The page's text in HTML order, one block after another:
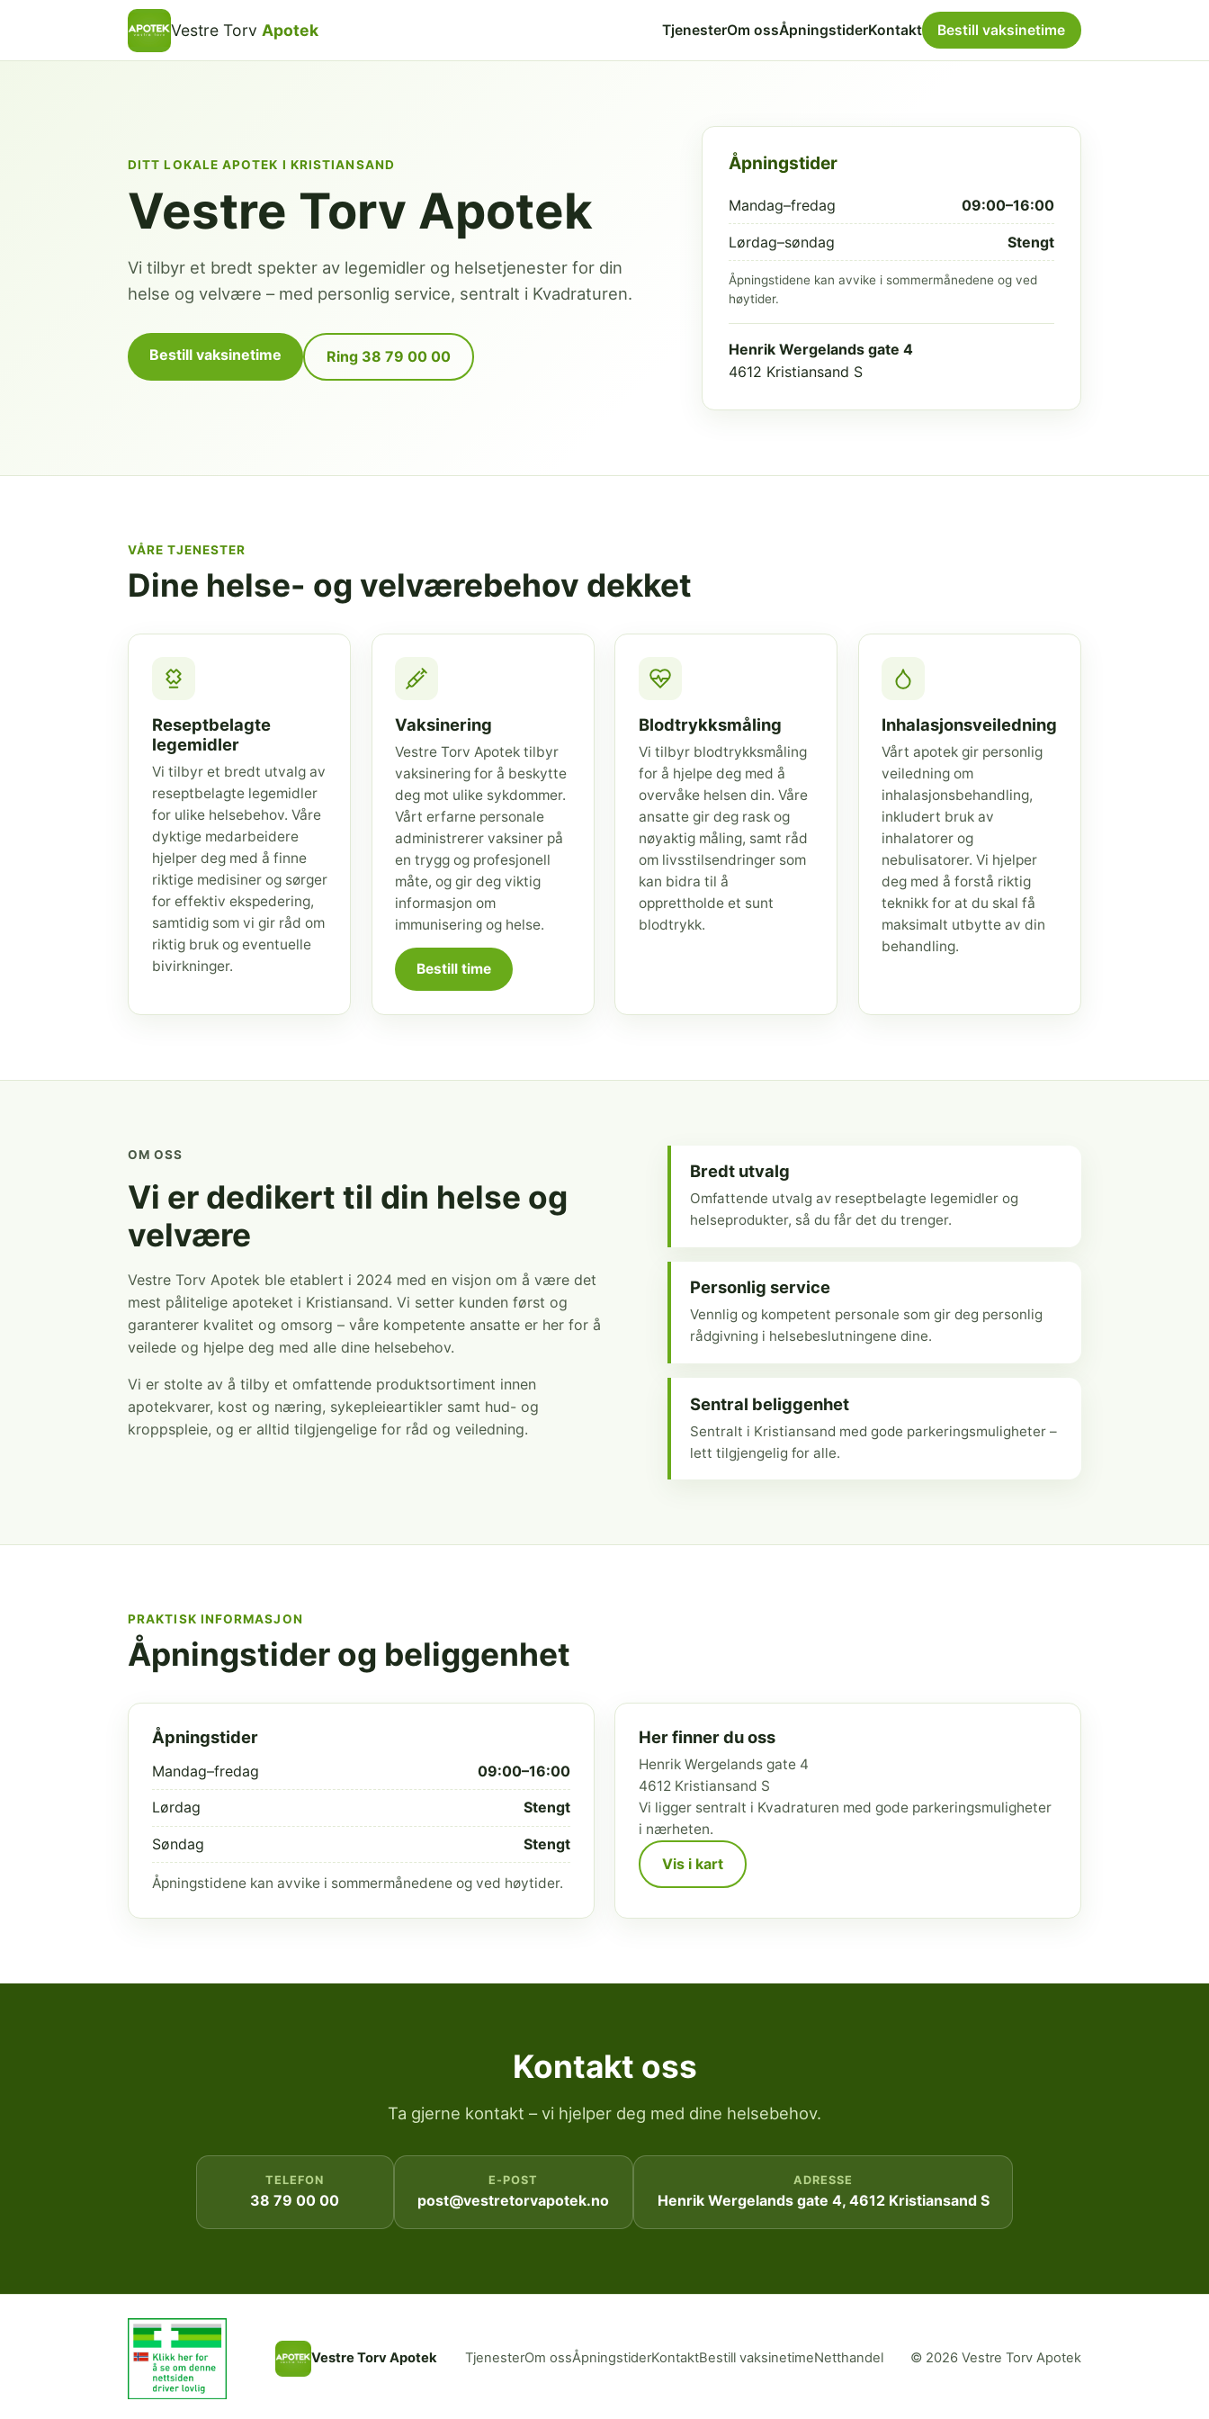
Vestre Torv Apotek TjenesterOm ossÅpningstiderKontakt Bestill vaksinetime
DITT LOKALE APOTEK I KRISTIANSAND
Vestre Torv Apotek
Vi tilbyr et bredt spekter av legemidler og helsetjenester for din
helse og velvære – med personlig service, sentralt i Kvadraturen.
Bestill vaksinetime Ring 38 79 00 00
Åpningstider
Mandag–fredag 09:00–16:00
Lørdag–søndag Stengt
Åpningstidene kan avvike i sommermånedene og ved
høytider.
Henrik Wergelands gate 4
4612 Kristiansand S
VÅRE TJENESTER
Dine helse- og velværebehov dekket
Reseptbelagte
legemidler
Vi tilbyr et bredt utvalg av
reseptbelagte legemidler
for ulike helsebehov. Våre
dyktige medarbeidere
hjelper deg med å finne
riktige medisiner og sørger
for effektiv ekspedering,
samtidig som vi gir råd om
riktig bruk og eventuelle
bivirkninger.
Vaksinering
Vestre Torv Apotek tilbyr
vaksinering for å beskytte
deg mot ulike sykdommer.
Vårt erfarne personale
administrerer vaksiner på
en trygg og profesjonell
måte, og gir deg viktig
informasjon om
immunisering og helse.
Bestill time
Blodtrykksmåling
Vi tilbyr blodtrykksmåling
for å hjelpe deg med å
overvåke helsen din. Våre
ansatte gir deg rask og
nøyaktig måling, samt råd
om livsstilsendringer som
kan bidra til å
opprettholde et sunt
blodtrykk.
Inhalasjonsveiledning
Vårt apotek gir personlig
veiledning om
inhalasjonsbehandling,
inkludert bruk av
inhalatorer og
nebulisatorer. Vi hjelper
deg med å forstå riktig
teknikk for at du skal få
maksimalt utbytte av din
behandling.
OM OSS
Vi er dedikert til din helse og
velvære
Vestre Torv Apotek ble etablert i 2024 med en visjon om å være det
mest pålitelige apoteket i Kristiansand. Vi setter kunden først og
garanterer kvalitet og omsorg – våre kompetente ansatte er her for å
veilede og hjelpe deg med alle dine helsebehov.
Vi er stolte av å tilby et omfattende produktsortiment innen
apotekvarer, kost og næring, sykepleieartikler samt hud- og
kroppspleie, og er alltid tilgjengelige for råd og veiledning.
Bredt utvalg
Omfattende utvalg av reseptbelagte legemidler og
helseprodukter, så du får det du trenger.
Personlig service
Vennlig og kompetent personale som gir deg personlig
rådgivning i helsebeslutningene dine.
Sentral beliggenhet
Sentralt i Kristiansand med gode parkeringsmuligheter –
lett tilgjengelig for alle.
PRAKTISK INFORMASJON
Åpningstider og beliggenhet
Åpningstider
Mandag–fredag 09:00–16:00
Lørdag Stengt
Søndag Stengt
Åpningstidene kan avvike i sommermånedene og ved høytider.
Her finner du oss
Henrik Wergelands gate 4
4612 Kristiansand S
Vi ligger sentralt i Kvadraturen med gode parkeringsmuligheter
i nærheten.
Vis i kart
Kontakt oss
Ta gjerne kontakt – vi hjelper deg med dine helsebehov.
TELEFON
38 79 00 00
E-POST
post@vestretorvapotek.no
ADRESSE
Henrik Wergelands gate 4, 4612 Kristiansand S
Vestre Torv Apotek TjenesterOm ossÅpningstiderKontaktBestill vaksinetimeNetthandel © 2026 Vestre Torv Apotek